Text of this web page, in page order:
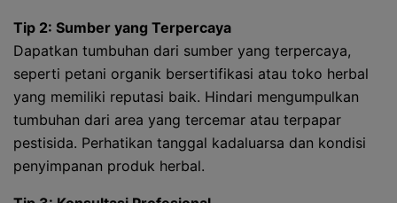
Tip 2: Sumber yang Terpercaya
Dapatkan tumbuhan dari sumber yang terpercaya,
seperti petani organik bersertifikasi atau toko herbal
yang memiliki reputasi baik. Hindari mengumpulkan
tumbuhan dari area yang tercemar atau terpapar
pestisida. Perhatikan tanggal kadaluarsa dan kondisi
penyimpanan produk herbal.